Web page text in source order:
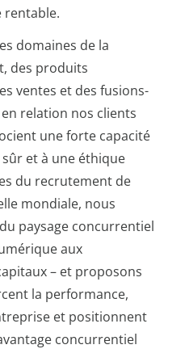
rentable.
domaines de la
des produits
ventes et des fusions-
relation nos clients
une forte capacité
et à une éthique
du recrutement de
mondiale, nous
paysage concurrentiel
aux
– et proposons
la performance,
et positionnent
concurrentiel